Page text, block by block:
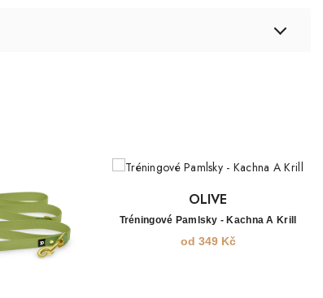
OLIVE
Tréningové Pamlsky - Kachna A Krill
od 349Kč